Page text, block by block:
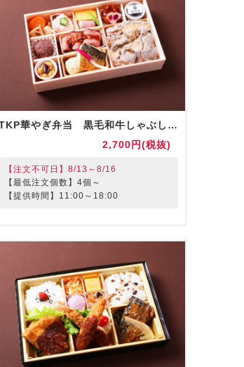
TKP華やぎ弁当 黒毛和牛しゃぶしゃぶと和惣菜御膳（お茶付）
2,700円(税抜)
【注文不可日】8/13～8/16
【最低注文個数】4個～
【提供時間】11:00～18:00